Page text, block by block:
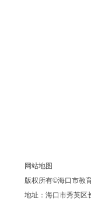
网站地图
版权所有©海口市教
地址：海口市秀英区